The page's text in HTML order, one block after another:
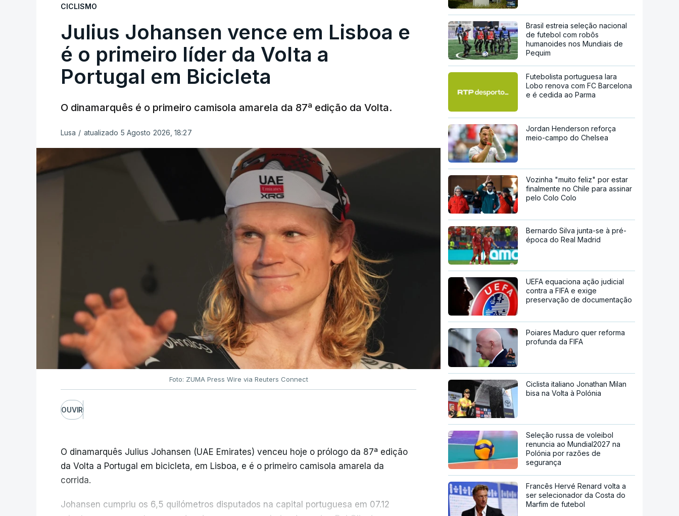
CICLISMO
Julius Johansen vence em Lisboa e
é o primeiro líder da Volta a
Portugal em Bicicleta
O dinamarquês é o primeiro camisola amarela da 87ª edição da Volta.
Lusa / atualizado 5 Agosto 2026, 18:27
Foto: ZUMA Press Wire via Reuters Connect
OUVIR
O dinamarquês Julius Johansen (UAE Emirates) venceu hoje o prólogo da 87ª edição
da Volta a Portugal em bicicleta, em Lisboa, e é o primeiro camisola amarela da
corrida.
Johansen cumpriu os 6,5 quilómetros disputados na capital portuguesa em 07.12
Brasil estreia seleção nacional
de futebol com robôs
humanoides nos Mundiais de
Pequim
Futebolista portuguesa Iara
Lobo renova com FC Barcelona
e é cedida ao Parma
Jordan Henderson reforça
meio-campo do Chelsea
Vozinha "muito feliz" por estar
finalmente no Chile para assinar
pelo Colo Colo
Bernardo Silva junta-se à pré-
época do Real Madrid
UEFA equaciona ação judicial
contra a FIFA e exige
preservação de documentação
Poiares Maduro quer reforma
profunda da FIFA
Ciclista italiano Jonathan Milan
bisa na Volta à Polónia
Seleção russa de voleibol
renuncia ao Mundial2027 na
Polónia por razões de
segurança
Francês Hervé Renard volta a
ser selecionador da Costa do
Marfim de futebol